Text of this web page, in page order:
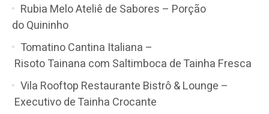
Rubia Melo Ateliê de Sabores – Porção
do Quininho
Tomatino Cantina Italiana –
Risoto Tainana com Saltimboca de Tainha Fresca
Vila Rooftop Restaurante Bistrô & Lounge –
Executivo de Tainha Crocante